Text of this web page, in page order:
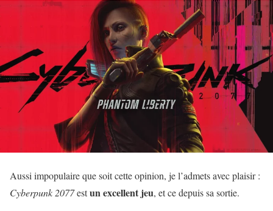
Aussi impopulaire que soit cette opinion, je l’admets avec plaisir :
Cyberpunk 2077estun excellent jeu, et ce depuis sa sortie.